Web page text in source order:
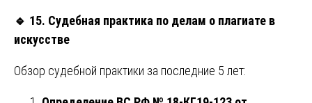
🔹 15. Судебная практика по делам о плагиате в
искусстве
Обзор судебной практики за последние 5 лет: